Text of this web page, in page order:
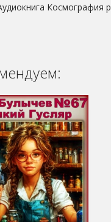
Космография